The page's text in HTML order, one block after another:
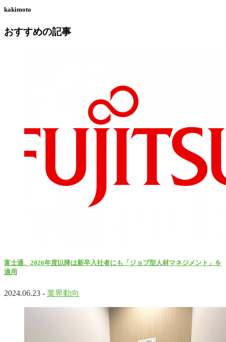
kakimoto
おすすめの記事
富士通、2026年度以降は新卒入社者にも「ジョブ型人材マネジメント」を
適用
2024.06.23 - 業界動向